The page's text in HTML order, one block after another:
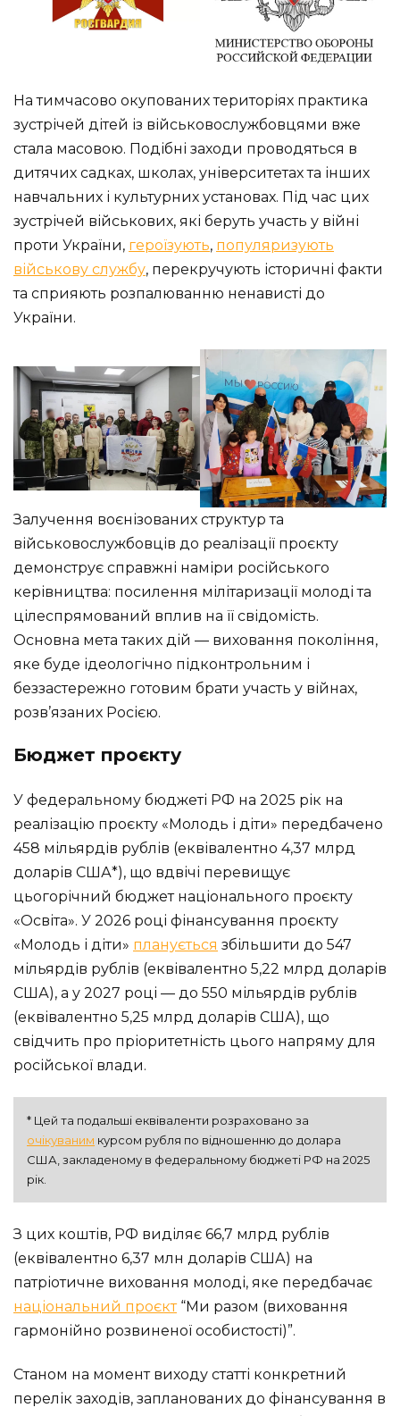
На тимчасово окупованих територіях практика
зустрічей дітей із військовослужбовцями вже
стала масовою. Подібні заходи проводяться в
дитячих садках, школах, університетах та інших
навчальних і культурних установах. Під час цих
зустрічей військових, які беруть участь у війні
проти України, героїзують, популяризують
військову службу, перекручують історичні факти
та сприяють розпалюванню ненависті до
України.
Залучення воєнізованих структур та
військовослужбовців до реалізації проєкту
демонструє справжні наміри російського
керівництва: посилення мілітаризації молоді та
цілеспрямований вплив на її свідомість.
Основна мета таких дій — виховання покоління,
яке буде ідеологічно підконтрольним і
беззастережно готовим брати участь у війнах,
розв’язаних Росією.
Бюджет проєкту
У федеральному бюджеті РФ на 2025 рік на
реалізацію проєкту «Молодь і діти» передбачено
458 мільярдів рублів (еквівалентно 4,37 млрд
доларів США*), що вдвічі перевищує
цьогорічний бюджет національного проєкту
«Освіта». У 2026 році фінансування проєкту
«Молодь і діти» планується збільшити до 547
мільярдів рублів (еквівалентно 5,22 млрд доларів
США), а у 2027 році — до 550 мільярдів рублів
(еквівалентно 5,25 млрд доларів США), що
свідчить про пріоритетність цього напряму для
російської влади.
очікуваним курсом рубля по відношенню до долара
США, закладеному в федеральному бюджеті РФ на 2025
рік.
З цих коштів, РФ виділяє 66,7 млрд рублів
(еквівалентно 6,37 млн доларів США) на
патріотичне виховання молоді, яке передбачає
національний проєкт“Ми разом (виховання
гармонійно розвиненої особистості)”.
Станом на момент виходу статті конкретний
перелік заходів, запланованих до фінансування в